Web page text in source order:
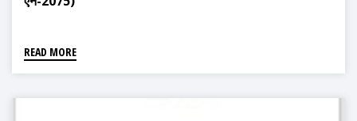
READ MORE